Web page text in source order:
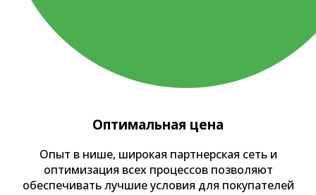
Оптимальная цена
Опыт в нише, широкая партнерская сеть и
оптимизация всех процессов позволяют
обеспечивать лучшие условия для покупателей